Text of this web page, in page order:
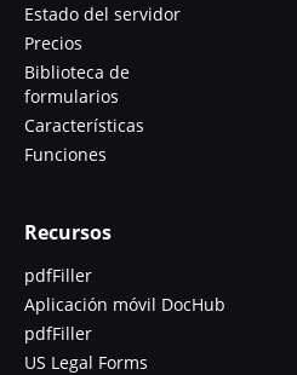
Estado del servidor
Precios
Biblioteca de
formularios
Características
Funciones
Recursos
pdfFiller
Aplicación móvil DocHub
pdfFiller
US Legal Forms